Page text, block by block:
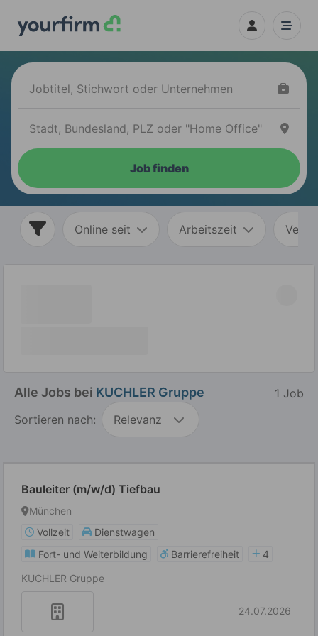
Job finden
Online seit Arbeitszeit
Alle Jobs bei KUCHLER Gruppe
1 Job
Sortieren nach:
Relevanz
Bauleiter (m/w/d) Tiefbau
München
Vollzeit
Dienstwagen
Fort- und Weiterbildung
Barrierefreiheit
4
KUCHLER Gruppe
24.07.2026